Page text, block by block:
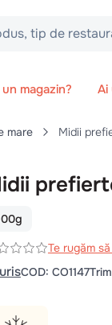
restaurant,
un magazin? Ai
mare Midii
Te rugăm
COD: CO1147